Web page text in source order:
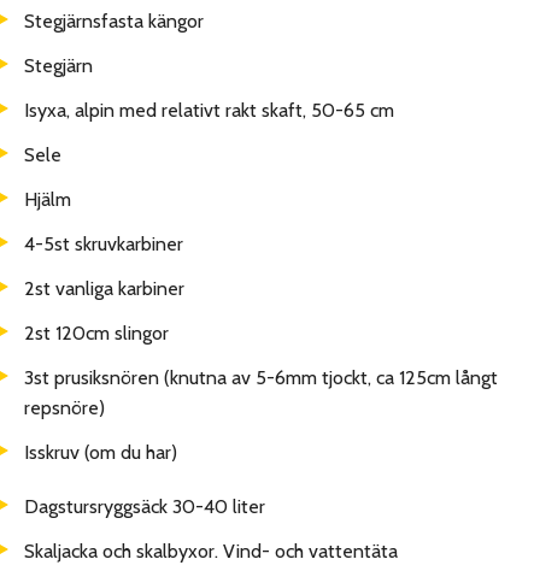
Stegjärnsfasta kängor
Stegjärn
Isyxa, alpin med relativt rakt skaft, 50-65 cm
Sele
Hjälm
4-5st skruvkarbiner
2st vanliga karbiner
2st 120cm slingor
3st prusiksnören (knutna av 5-6mm tjockt, ca 125cm långt
repsnöre)
Isskruv (om du har)
Dagstursryggsäck 30-40 liter
Skaljacka och skalbyxor. Vind- och vattentäta